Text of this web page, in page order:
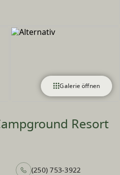
Galerie öffnen
Resort
(250) 753-3922